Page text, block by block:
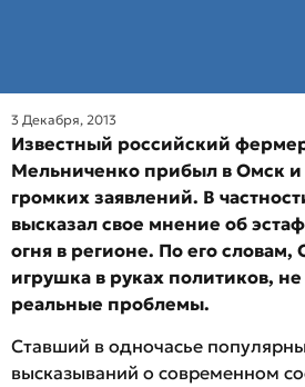
3 Декабря, 2013
Известный российский
Мельниченко прибыл в Омск и
громких заявлений. В
высказал свое мнение об
огня в регионе. По его словам,
игрушка в руках политиков,
реальные проблемы.
Ставший в одночасье
высказываний о современном